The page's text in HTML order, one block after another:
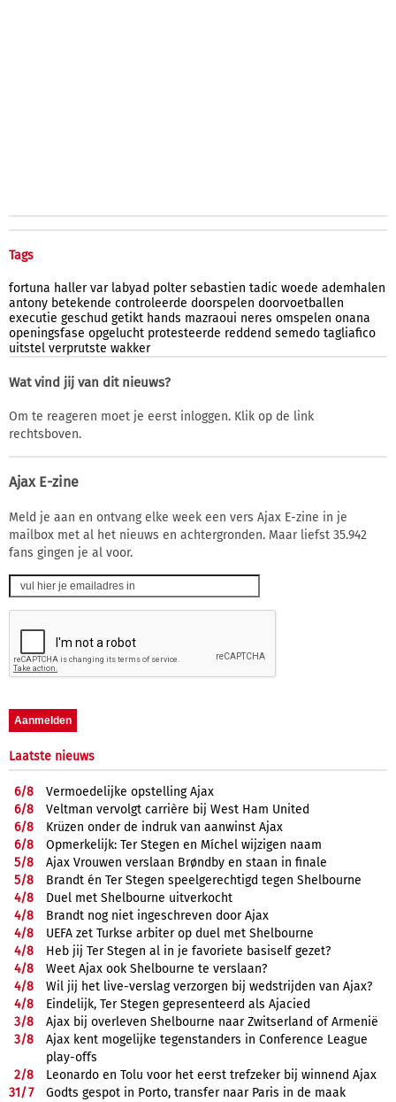
Tags
fortuna haller var labyad polter sebastien tadic woede ademhalen
antony betekende controleerde doorspelen doorvoetballen
executie geschud getikt hands mazraoui neres omspelen onana
openingsfase opgelucht protesteerde reddend semedo tagliafico
uitstel verprutste wakker
Wat vind jij van dit nieuws?
Om te reageren moet je eerst inloggen. Klik op de link
rechtsboven.
Ajax E-zine
Meld je aan en ontvang elke week een vers Ajax E-zine in je
mailbox met al het nieuws en achtergronden. Maar liefst 35.942
fans gingen je al voor.
Laatste nieuws
6/8
Vermoedelijke opstelling Ajax
6/8
Veltman vervolgt carrière bij West Ham United
6/8
Krüzen onder de indruk van aanwinst Ajax
6/8
Opmerkelijk: Ter Stegen en Míchel wijzigen naam
5/8
Ajax Vrouwen verslaan Brøndby en staan in finale
5/8
Brandt én Ter Stegen speelgerechtigd tegen Shelbourne
4/8
Duel met Shelbourne uitverkocht
4/8
Brandt nog niet ingeschreven door Ajax
4/8
UEFA zet Turkse arbiter op duel met Shelbourne
4/8
Heb jij Ter Stegen al in je favoriete basiself gezet?
4/8
Weet Ajax ook Shelbourne te verslaan?
4/8
Wil jij het live-verslag verzorgen bij wedstrijden van Ajax?
4/8
Eindelijk, Ter Stegen gepresenteerd als Ajacied
3/8
Ajax bij overleven Shelbourne naar Zwitserland of Armenië
3/8
Ajax kent mogelijke tegenstanders in Conference League
play-offs
2/8
Leonardo en Tolu voor het eerst trefzeker bij winnend Ajax
31/7
Godts gespot in Porto, transfer naar Paris in de maak